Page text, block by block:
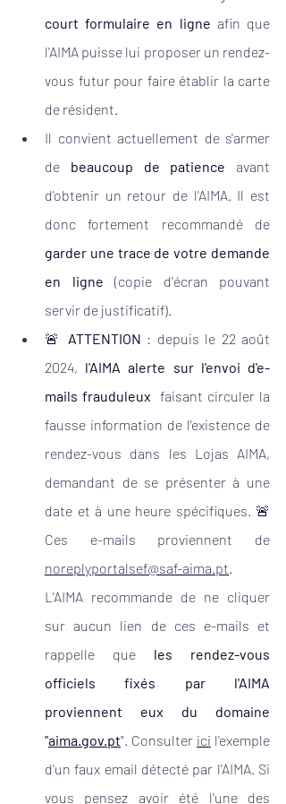
court formulaire en ligne afin que
l'AIMA puisse lui proposer un rendez-
vous futur pour faire établir la carte
de résident.
Il convient actuellement de s'armer
de beaucoup de patience avant
d'obtenir un retour de l'AIMA. Il est
garder une trace de votre demande
en ligne (copie d'écran pouvant
servir de justificatif).
🚨 ATTENTION : depuis le 22 août
2024, l'AIMA alerte sur l'envoi d'e-
mails frauduleux
  faisant circuler la
fausse information de l'existence de
rendez-vous dans les Lojas AIMA,
demandant de se présenter à une
date et à une heure spécifiques. 🚨
noreplyportalsef@saf-aima.pt.
L'AIMA recommande de ne cliquer
sur aucun lien de ces e-mails et
rappelle que les rendez-vous
officiels fixés par l'AIMA
proviennent eux du domaine
"aima.gov.pt". Consulter ici l'exemple
d'un faux email détecté par l'AIMA. Si
vous pensez avoir été l'une des